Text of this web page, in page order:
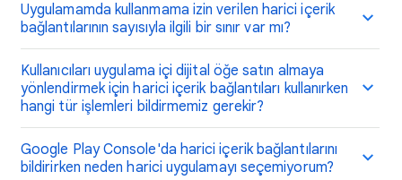
Uygulamamda kullanmama izin verilen harici içerik
bağlantılarının sayısıyla ilgili bir sınır var mı?
Kullanıcıları uygulama içi dijital öğe satın almaya
yönlendirmek için harici içerik bağlantıları kullanırken
hangi tür işlemleri bildirmemiz gerekir?
Google Play Console'da harici içerik bağlantılarını
bildirirken neden harici uygulamayı seçemiyorum?